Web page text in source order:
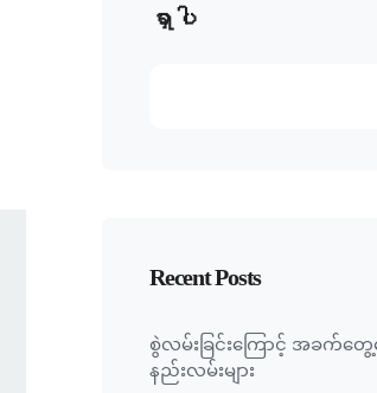
ရှာပါ
Recent Posts
စွဲလမ်းခြင်းကြောင့် အခ
နည်းလမ်းများ